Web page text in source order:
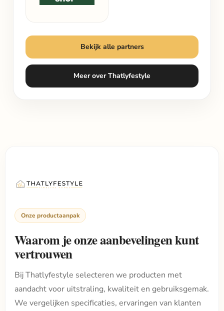
Bekijk alle partners
Meer over Thatlyfestyle
Onze productaanpak
Waarom je onze aanbevelingen kunt
vertrouwen
Bij Thatlyfestyle selecteren we producten met
aandacht voor uitstraling, kwaliteit en gebruiksgemak.
We vergelijken specificaties, ervaringen van klanten